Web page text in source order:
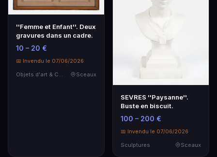
''Femme et Enfant''. Deux
gravures dans un cadre.
10 – 20 €
📅 Invendu le 07/06/2026
Sceaux
SEVRES ''Paysanne''.
Buste en biscuit.
100 – 200 €
📅 Invendu le 07/06/2026
Sculptures
Sceaux